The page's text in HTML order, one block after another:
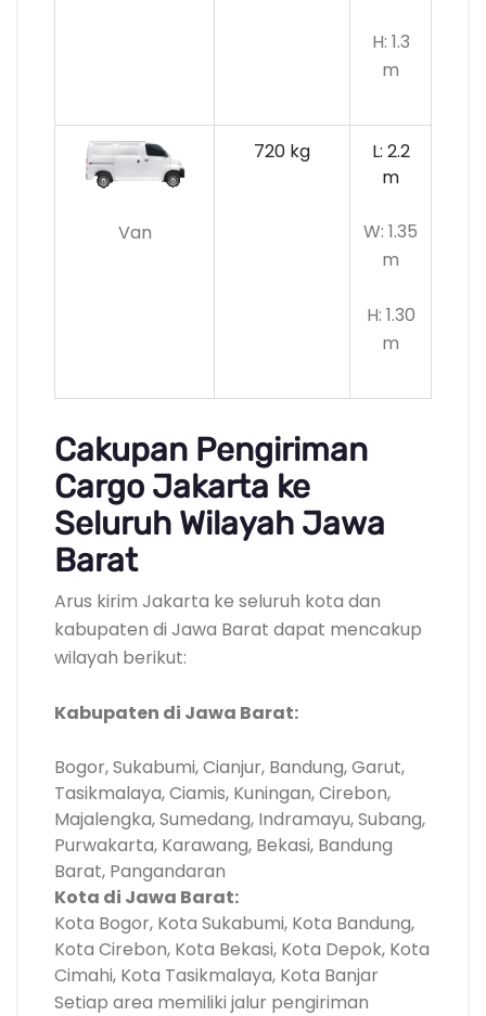
H: 1.3
m
Van
720 kg
L: 2.2
m
W: 1.35
m
H: 1.30
m
Cakupan Pengiriman
Cargo Jakarta ke
Seluruh Wilayah Jawa
Barat
Arus kirim Jakarta ke seluruh kota dan
kabupaten di Jawa Barat dapat mencakup
wilayah berikut:
Kabupaten di Jawa Barat:
Bogor, Sukabumi, Cianjur, Bandung, Garut,
Tasikmalaya, Ciamis, Kuningan, Cirebon,
Majalengka, Sumedang, Indramayu, Subang,
Purwakarta, Karawang, Bekasi, Bandung
Barat, Pangandaran
Kota di Jawa Barat:
Kota Bogor, Kota Sukabumi, Kota Bandung,
Kota Cirebon, Kota Bekasi, Kota Depok, Kota
Cimahi, Kota Tasikmalaya, Kota Banjar
Setiap area memiliki jalur pengiriman